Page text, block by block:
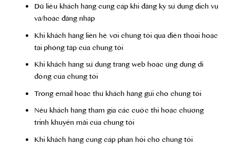
Dữ liệu khách hàng cung cấp khi đăng ký sử dụng dịch vụ
và/hoặc đăng nhập
Khi khách hàng liên hệ với chúng tôi qua điện thoại hoặc
tại phòng tập của chúng tôi
Khi khách hàng sử dụng trang web hoặc ứng dụng di
động của chúng tôi
Trong email hoặc thư khách hàng gửi cho chúng tôi
Nếu khách hàng tham gia các cuộc thi hoặc chương
trình khuyến mãi của chúng tôi
Khi khách hàng cung cấp phản hồi cho chúng tôi